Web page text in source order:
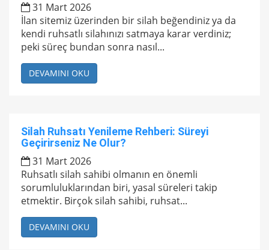
31 Mart 2026
İlan sitemiz üzerinden bir silah beğendiniz ya da
kendi ruhsatlı silahınızı satmaya karar verdiniz;
peki süreç bundan sonra nasıl...
DEVAMINI OKU
Silah Ruhsatı Yenileme Rehberi: Süreyi
Geçirirseniz Ne Olur?
31 Mart 2026
Ruhsatlı silah sahibi olmanın en önemli
sorumluluklarından biri, yasal süreleri takip
etmektir. Birçok silah sahibi, ruhsat...
DEVAMINI OKU